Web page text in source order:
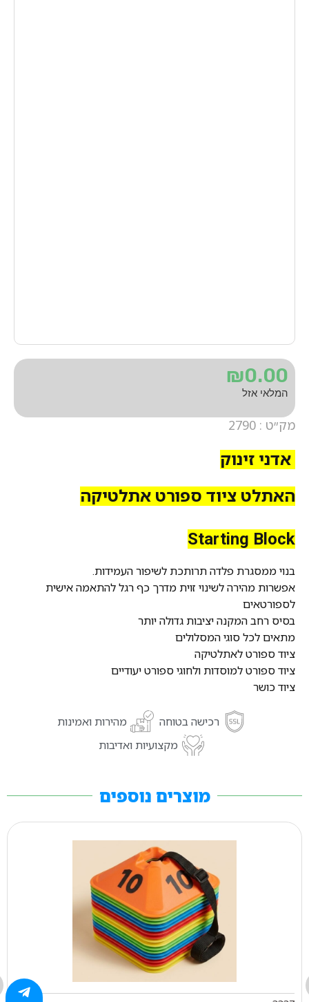
מק״ט : 2790
אדני זינוק
האתלט ציוד ספורט אתלטיקה
Starting Block
בנוי ממסגרת פלדה תרותכת לשיפור העמידות.
אפשרות מהירה לשינוי זוית מדרך כף רגל להתאמה אישית
לספורטאים
בסיס רחב המקנה יציבות גדולה יותר
מתאים לכל סוגי המסלולים
ציוד ספורט לאתלטיקה
ציוד ספורט למוסדות ולחוגי ספורט יעודיים
ציוד כושר
₪0.00
המלאי אזל
רכישה בטוחה
מהירות ואמינות
מקצועיות ואדיבות
מוצרים נוספים